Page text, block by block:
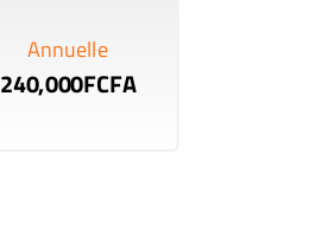
Annuelle
240,000FCFA